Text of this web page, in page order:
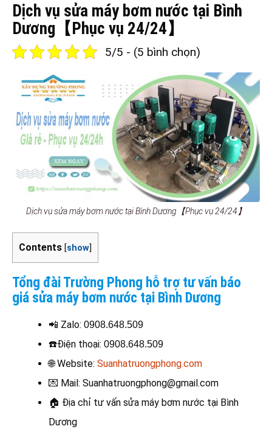
Dịch vụ sửa máy bơm nước tại Bình
Dương【Phục vụ 24/24】
5/5 - (5 bình chọn)
Dịch vụ sửa máy bơm nước tại Bình Dương【Phục vụ 24/24】
Contents [show]
Tổng đài Trường Phong hỗ trợ tư vấn báo
giá sửa máy bơm nước tại Bình Dương
📲 Zalo: 0908.648.509
☎️Điện thoại: 0908.648.509
🌐 Website: Suanhatruongphong.com
💌 Mail: Suanhatruongphong@gmail.com
🏠 Địa chỉ tư vấn sửa máy bơm nước tại Bình
Dương